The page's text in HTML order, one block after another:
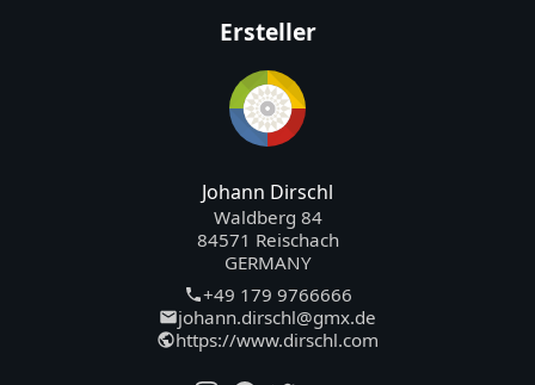
Ersteller
Johann Dirschl
Waldberg 84
84571 Reischach
GERMANY
+49 179 9766666
johann.dirschl@gmx.de
https://www.dirschl.com